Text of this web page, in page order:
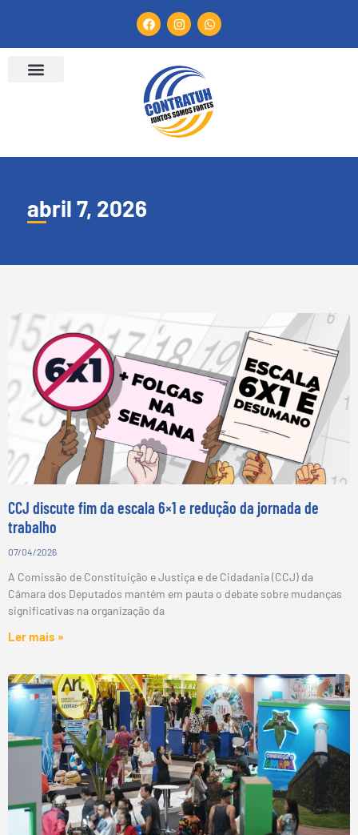
abril 7, 2026
CCJ discute fim da escala 6×1 e redução da jornada de
trabalho
07/04/2026
A Comissão de Constituição e Justiça e de Cidadania (CCJ) da
Câmara dos Deputados mantém em pauta o debate sobre mudanças
significativas na organização da
Ler mais »